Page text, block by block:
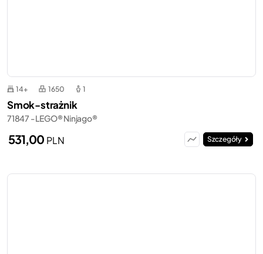
14+ 1650 1
Smok-strażnik
71847 - LEGO® Ninjago®
531,00 PLN Szczegóły